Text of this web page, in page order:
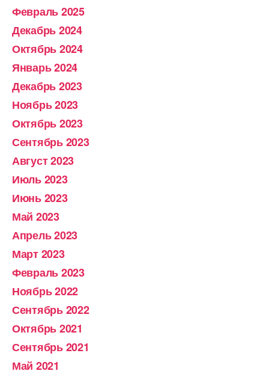
Февраль 2025
Декабрь 2024
Октябрь 2024
Январь 2024
Декабрь 2023
Ноябрь 2023
Октябрь 2023
Сентябрь 2023
Август 2023
Июль 2023
Июнь 2023
Май 2023
Апрель 2023
Март 2023
Февраль 2023
Ноябрь 2022
Сентябрь 2022
Октябрь 2021
Сентябрь 2021
Май 2021